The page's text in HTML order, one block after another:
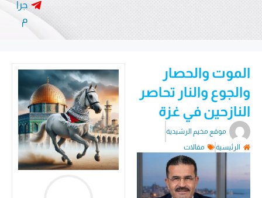
جرا
م
الموت والحصار
والجوع والنار تحاصر
النازحين في غزة
موقع مخيم الرشيدية
الرئيسية
مقالات